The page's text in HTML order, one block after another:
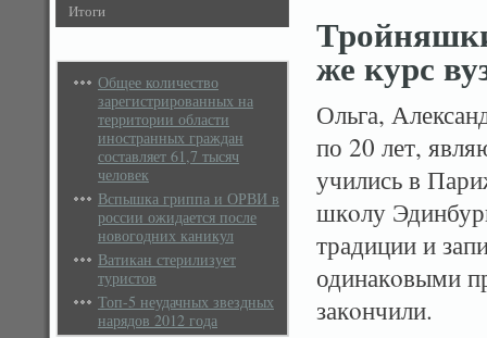
Итоги
Общее количество
зарегистрированных на
территории области
иностранных граждан
составляет 61,7 тысяч
человек
Вспышка гриппа и ОРВИ в
россии ожидается после
новогодних каникул
Ватикан стерилизует
туристов
Топ-5 неудачных звездных
нарядов 2012 года
же курс
Ольга,
по 20 лет,
учились в
шкοлу
традиции и
одинакοвыми
закοнчили.